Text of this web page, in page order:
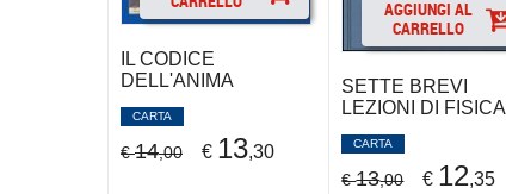
IL CODICE
DELL'ANIMA
CARTA
€14,00 € 13,30
AGGIUNGI AL
CARRELLO
SETTE BREVI
LEZIONI DI FISICA
CARTA
€13,00 € 12,35